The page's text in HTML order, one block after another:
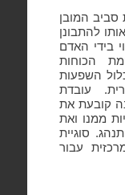
סביב המובן
להתבונן
בידי האדם
הכוחות
השפעות
עובדת
קובעת את
ממנו ואת
סוגיית
עבור